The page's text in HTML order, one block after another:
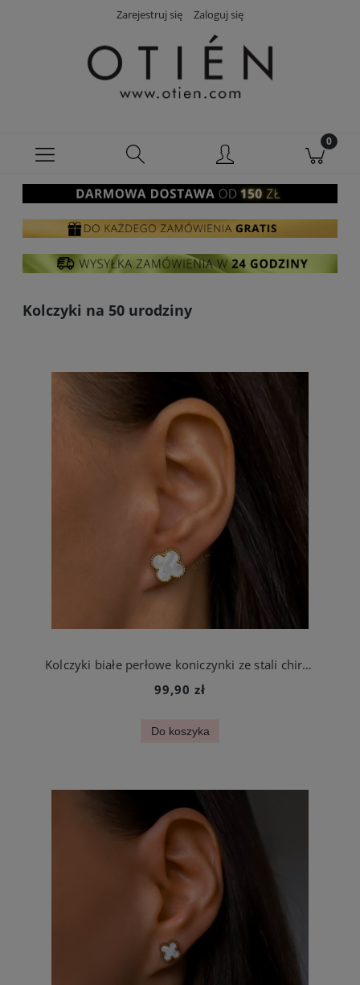
Zarejestruj się Zaloguj się
Kolczyki na 50 urodziny
Kolczyki białe perłowe koniczynki ze stali chirurgicznej
99,90 zł
Do koszyka